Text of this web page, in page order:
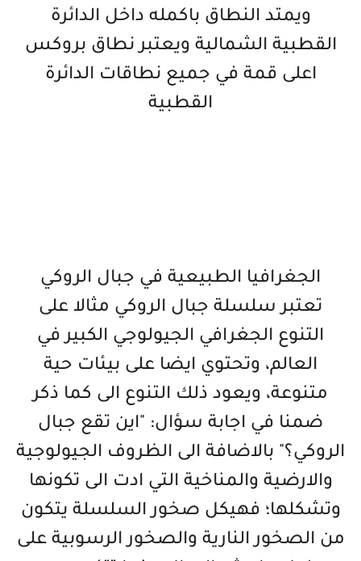
ويمتد النطاق باكمله داخل الدائرة
القطبية الشمالية ويعتبر نطاق بروكس
اعلى قمة في جميع نطاقات الدائرة
القطبية
الجغرافيا الطبيعية في جبال الروكي
تعتبر سلسلة جبال الروكي مثالا على
التنوع الجغرافي الجيولوجي الكبير في
العالم، وتحتوي ايضا على بيئات حية
متنوعة، ويعود ذلك التنوع الى كما ذكر
ضمنا في اجابة سؤال: "اين تقع جبال
الروكي؟" بالاضافة الى الظروف الجيولوجية
والارضية والمناخية التي ادت الى تكونها
وتشكلها؛ فهيكل صخور السلسلة يتكون
من الصخور النارية والصخور الرسوبية على